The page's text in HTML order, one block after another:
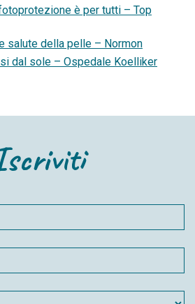
è per tutti – Top
salute della pelle – Normon
dal sole – Ospedale Koelliker